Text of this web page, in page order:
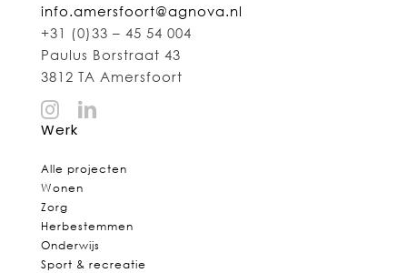
info.amersfoort@agnova.nl
+31 (0)33 – 45 54 004
Paulus Borstraat 43
3812 TA Amersfoort
Werk
Alle projecten
Wonen
Zorg
Herbestemmen
Onderwijs
Sport & recreatie